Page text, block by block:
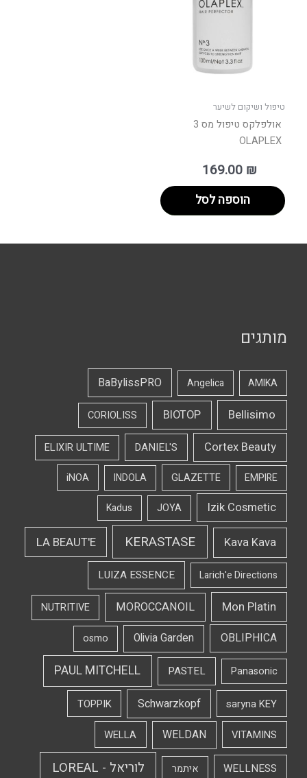
טיפול ושיקום לשיער
אולפלקס טיפול מס 3
OLAPLEX
169.00 ₪
הוספה לסל
מותגים
AMIKA
Angelica
BaBylissPRO
Bellisimo
BIOTOP
CORIOLISS
Cortex Beauty
DANIEL'S
ELIXIR ULTIME
EMPIRE
GLAZETTE
INDOLA
iNOA
Izik Cosmetic
JOYA
Kadus
Kava Kava
KERASTASE
LA BEAUT'E
Larich'e Directions
LUIZA ESSENCE
Mon Platin
MOROCCANOIL
NUTRITIVE
OBLIPHICA
Olivia Garden
osmo
Panasonic
PASTEL
PAUL MITCHELL
saryna KEY
Schwarzkopf
TOPPIK
VITAMINS
WELDAN
WELLA
WELLNESS איתמר לוריאל - LOREAL